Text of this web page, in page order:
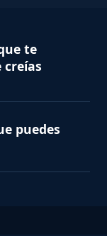
te
creías
puedes